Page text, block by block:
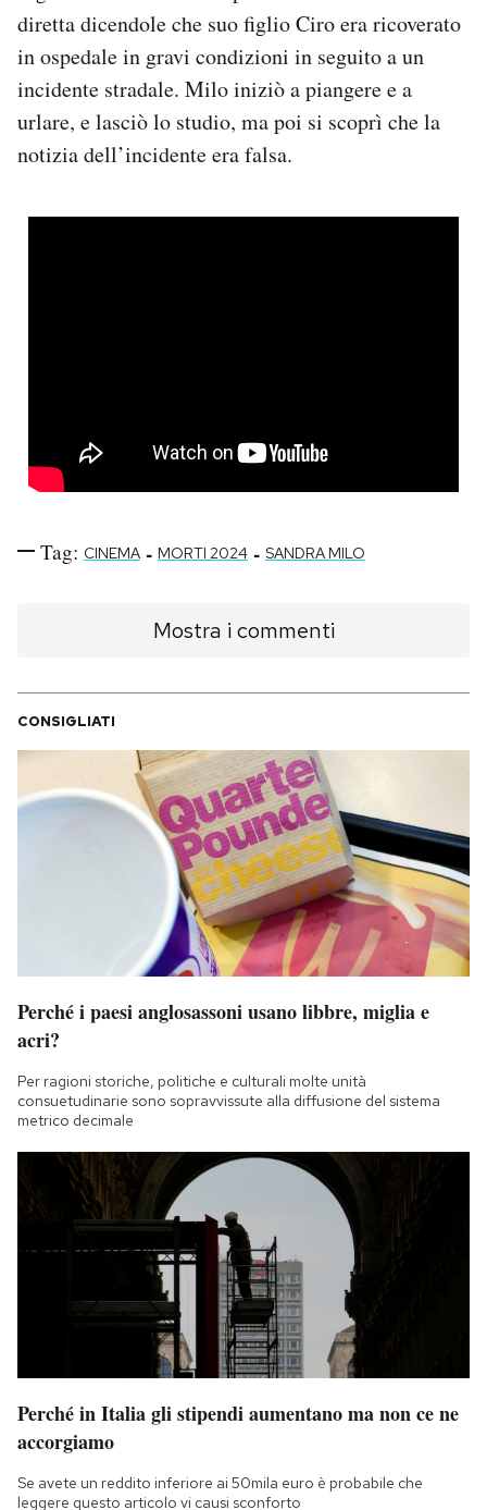
diretta dicendole che suo figlio Ciro era ricoverato
in ospedale in gravi condizioni in seguito a un
incidente stradale. Milo iniziò a piangere e a
urlare, e lasciò lo studio, ma poi si scoprì che la
notizia dell’incidente era falsa.
Tag: CINEMA - MORTI 2024 - SANDRA MILO
Mostra i commenti
CONSIGLIATI
Perché i paesi anglosassoni usano libbre, miglia e
acri?
Per ragioni storiche, politiche e culturali molte unità
consuetudinarie sono sopravvissute alla diffusione del sistema
metrico decimale
Perché in Italia gli stipendi aumentano ma non ce ne
accorgiamo
Se avete un reddito inferiore ai 50mila euro è probabile che
leggere questo articolo vi causi sconforto